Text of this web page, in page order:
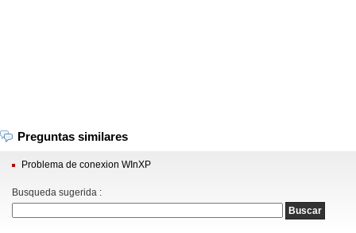
Preguntas similares
Problema de conexion WInXP
Busqueda sugerida :